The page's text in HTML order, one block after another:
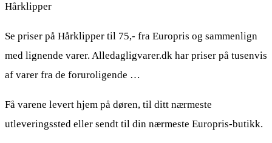
Hårklipper
Se priser på Hårklipper til 75,- fra Europris og sammenlign
med lignende varer. Alledagligvarer.dk har priser på tusenvis
af varer fra de foruroligende …
Få varene levert hjem på døren, til ditt nærmeste
utleveringssted eller sendt til din nærmeste Europris-butikk.